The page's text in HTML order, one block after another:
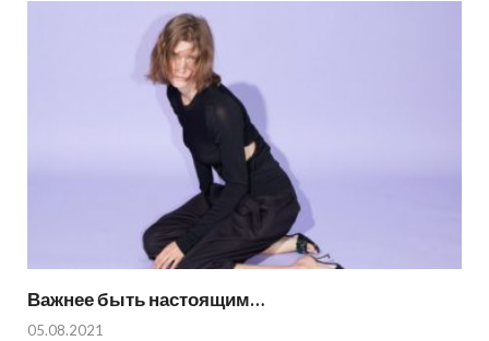
Важнее быть настоящим…
05.08.2021